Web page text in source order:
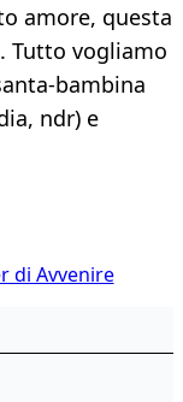
amore, questa
Tutto vogliamo
bambina
ndr) e
di Avvenire